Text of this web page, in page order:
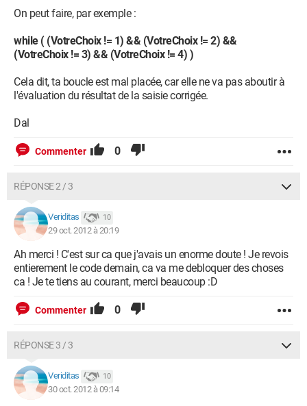
    if (VotreChoix == 1) //Lorsque le nombre saisis
    {
Bon appetit !");
    else if (VotreChoix == 2) //Lorsque le nombre
    {
appetit !");
    }
saisis est 3
    {
appetit !");
    else if (VotreChoix == 4) //Lorsque le nombre
    {
        printf("Votre choix est le Big Mac. Bon
On peut faire, par exemple :
while ( (VotreChoix != 1) && (VotreChoix != 2) &&
(VotreChoix != 3) && (VotreChoix != 4) )
Cela dit, ta boucle est mal placée, car elle ne va pas aboutir à
l'évaluation du résultat de la saisie corrigée.
Dal
Commenter 0
RÉPONSE 2 / 3
Veriditas 10
29 oct. 2012 à 20:19
Ah merci ! C'est sur ca que j'avais un enorme doute ! Je revois
entierement le code demain, ca va me debloquer des choses
ca ! Je te tiens au courant, merci beaucoup :D
Commenter 0
RÉPONSE 3 / 3
Veriditas 10
30 oct. 2012 à 09:14